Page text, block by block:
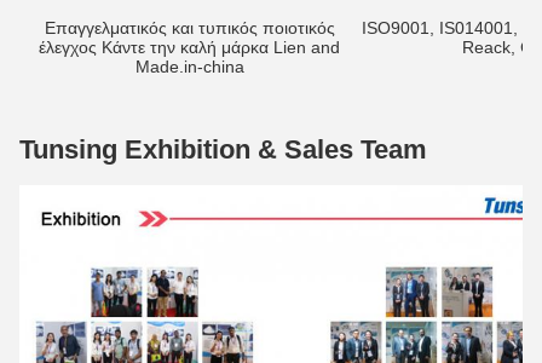
Επαγγελματικός και τυπικός ποιοτικός
έλεγχος Κάντε την καλή μάρκα Lien and
Made.in-china
ISO9001, IS014001,
Reack,
Tunsing Exhibition & Sales Team